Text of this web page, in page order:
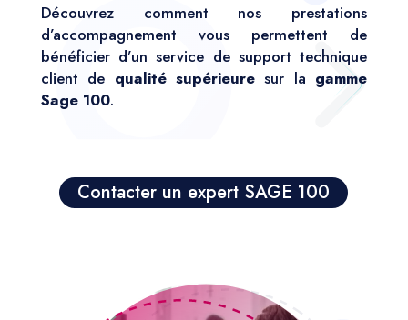
Découvrez comment nos prestations
d’accompagnement vous permettent de
bénéficier d’un service de support technique
client de qualité supérieure sur la gamme
Sage 100.
Contacter un expert SAGE 100